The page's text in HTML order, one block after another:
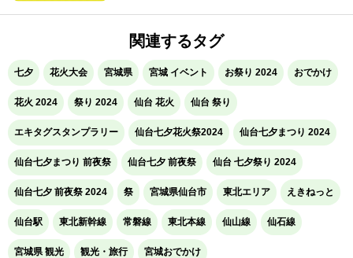
関連するタグ
七夕 花火大会 宮城県 宮城 イベント お祭り 2024 おでかけ
花火 2024 祭り 2024 仙台 花火 仙台 祭り
エキタグスタンプラリー 仙台七夕花火祭2024 仙台七夕まつり 2024
仙台七夕まつり 前夜祭 仙台七夕 前夜祭 仙台 七夕祭り 2024
仙台七夕 前夜祭 2024 祭 宮城県仙台市 東北エリア えきねっと
仙台駅 東北新幹線 常磐線 東北本線 仙山線 仙石線
宮城県 観光 観光・旅行 宮城おでかけ